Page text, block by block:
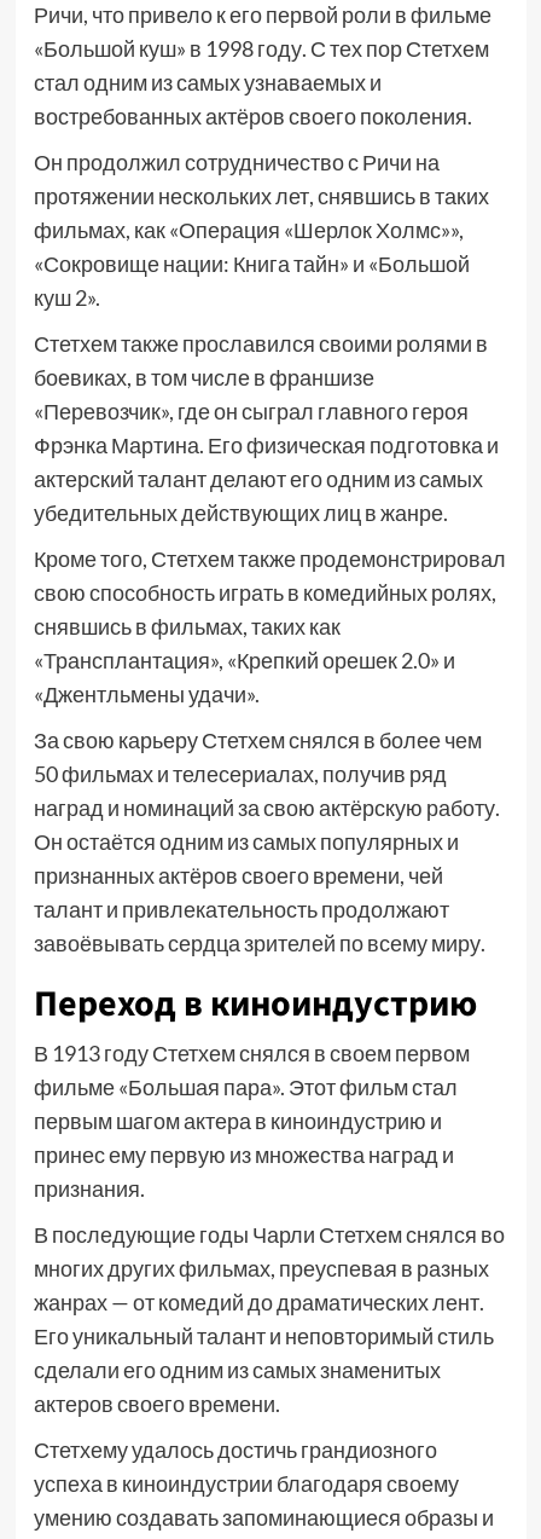
Ричи, что привело к его первой роли в фильме
«Большой куш» в 1998 году. С тех пор Стетхем
стал одним из самых узнаваемых и
востребованных актёров своего поколения.
Он продолжил сотрудничество с Ричи на
протяжении нескольких лет, снявшись в таких
фильмах, как «Операция «Шерлок Холмс»»,
«Сокровище нации: Книга тайн» и «Большой
куш 2».
Стетхем также прославился своими ролями в
боевиках, в том числе в франшизе
«Перевозчик», где он сыграл главного героя
Фрэнка Мартина. Его физическая подготовка и
актерский талант делают его одним из самых
убедительных действующих лиц в жанре.
Кроме того, Стетхем также продемонстрировал
свою способность играть в комедийных ролях,
снявшись в фильмах, таких как
«Трансплантация», «Крепкий орешек 2.0» и
«Джентльмены удачи».
За свою карьеру Стетхем снялся в более чем
50 фильмах и телесериалах, получив ряд
наград и номинаций за свою актёрскую работу.
Он остаётся одним из самых популярных и
признанных актёров своего времени, чей
талант и привлекательность продолжают
завоёвывать сердца зрителей по всему миру.
Переход в киноиндустрию
В 1913 году Стетхем снялся в своем первом
фильме «Большая пара». Этот фильм стал
первым шагом актера в киноиндустрию и
принес ему первую из множества наград и
признания.
В последующие годы Чарли Стетхем снялся во
многих других фильмах, преуспевая в разных
жанрах — от комедий до драматических лент.
Его уникальный талант и неповторимый стиль
сделали его одним из самых знаменитых
актеров своего времени.
Стетхему удалось достичь грандиозного
успеха в киноиндустрии благодаря своему
умению создавать запоминающиеся образы и